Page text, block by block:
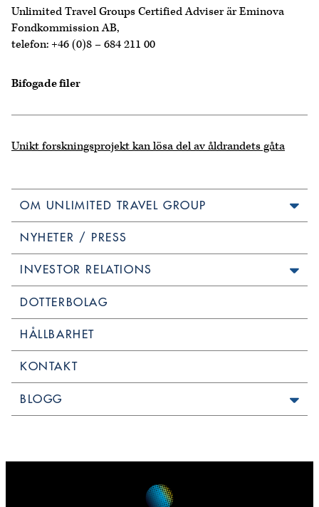
Unlimited Travel Groups Certified Adviser är Eminova
Fondkommission AB,
telefon: +46 (0)8 – 684 211 00
Bifogade filer
Unikt forskningsprojekt kan lösa del av åldrandets gåta
OM UNLIMITED TRAVEL GROUP
NYHETER / PRESS
INVESTOR RELATIONS
DOTTERBOLAG
HÅLLBARHET
KONTAKT
BLOGG